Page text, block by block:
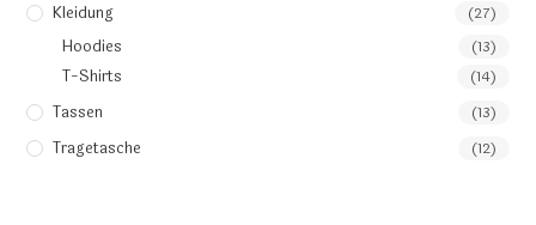
Kleidung (27)
Hoodies (13)
T-Shirts (14)
Tassen (13)
Tragetasche (12)